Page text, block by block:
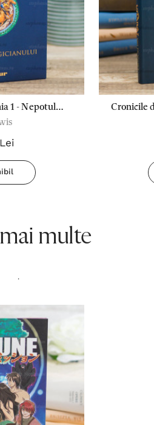
1 - Nepotul
Cronicile
multe
.